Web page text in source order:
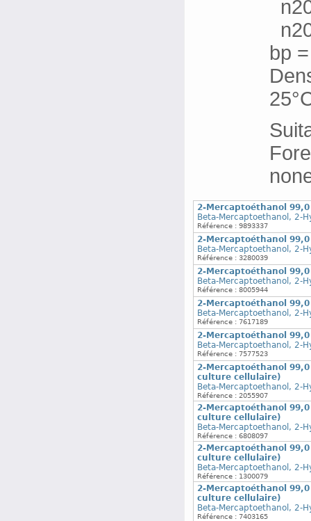
bp
2-Mercaptoéthanol 99,0
Beta-Mercaptoethanol, 2-
Référence : 9893337
2-Mercaptoéthanol 99,0
Beta-Mercaptoethanol, 2-
Référence : 3280039
2-Mercaptoéthanol 99,0
Beta-Mercaptoethanol, 2-
Référence : 8005944
2-Mercaptoéthanol 99,0
Beta-Mercaptoethanol, 2-
Référence : 7617189
2-Mercaptoéthanol 99,0
Beta-Mercaptoethanol, 2-
Référence : 7577523
2-Mercaptoéthanol
culture cellulaire)
Beta-Mercaptoethanol, 2-
Référence : 2055907
2-Mercaptoéthanol
culture cellulaire)
Beta-Mercaptoethanol, 2-
Référence : 6808097
2-Mercaptoéthanol
culture cellulaire)
Beta-Mercaptoethanol, 2-
Référence : 1300079
2-Mercaptoéthanol
culture cellulaire)
Beta-Mercaptoethanol, 2-
Référence : 7403165